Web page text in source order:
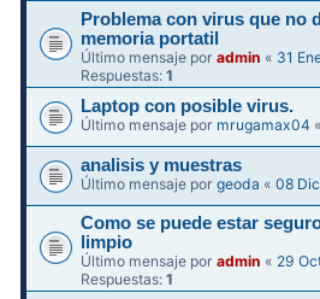
Problema con virus que no
memoria portatil
Último mensaje poradmin « 31
Respuestas:1
Laptop con posible virus.
Último mensaje por mrugamax04
analisis y muestras
Último mensaje porgeoda «08
Como se puede estar
limpio
Último mensaje poradmin « 29
Respuestas:1